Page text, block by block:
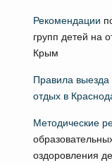
Рекомендации
групп детей на
Крым
Правила выезда
отдых в
Методические
оздоровления